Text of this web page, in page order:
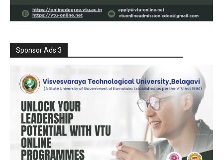
Sponsor Ads 3